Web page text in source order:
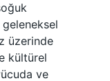
üzerinde
kültürel
ve